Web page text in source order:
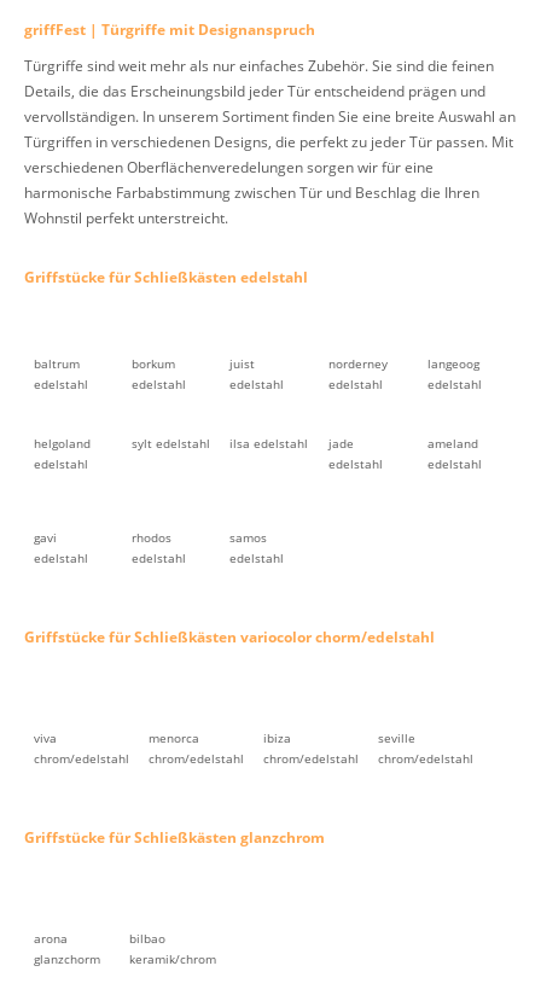
griffFest | Türgriffe mit Designanspruch
Türgriffe sind weit mehr als nur einfaches Zubehör. Sie sind die feinen
Details, die das Erscheinungsbild jeder Tür entscheidend prägen und
vervollständigen. In unserem Sortiment finden Sie eine breite Auswahl an
Türgriffen in verschiedenen Designs, die perfekt zu jeder Tür passen. Mit
verschiedenen Oberflächenveredelungen sorgen wir für eine
harmonische Farbabstimmung zwischen Tür und Beschlag die Ihren
Wohnstil perfekt unterstreicht.
Griffstücke für Schließkästen edelstahl
baltrum
edelstahl
borkum
edelstahl
juist
edelstahl
norderney
edelstahl
langeoog
edelstahl
helgoland
edelstahl
sylt edelstahl ilsa edelstahl
jade
edelstahl
ameland
edelstahl
gavi
edelstahl
rhodos
edelstahl
samos
edelstahl
Griffstücke für Schließkästen variocolor chorm/edelstahl
viva
chrom/edelstahl
menorca
chrom/edelstahl
ibiza
chrom/edelstahl
seville
chrom/edelstahl
Griffstücke für Schließkästen glanzchrom
arona
glanzchorm
bilbao
keramik/chrom